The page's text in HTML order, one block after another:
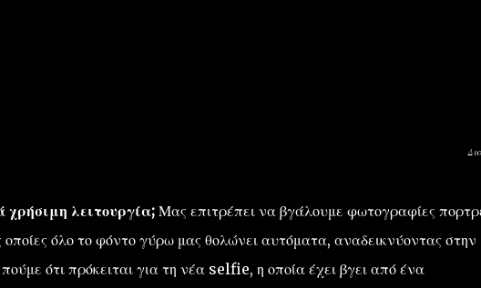
χρήσιμη λειτουργία; Μας επιτρέπει να βγάλουμε φωτογραφίες
όλο το φόντο γύρω μας θολώνει αυτόματα, αναδεικνύοντας στην
ότι πρόκειται για τη νέα selfie, η οποία έχει βγει από ένα